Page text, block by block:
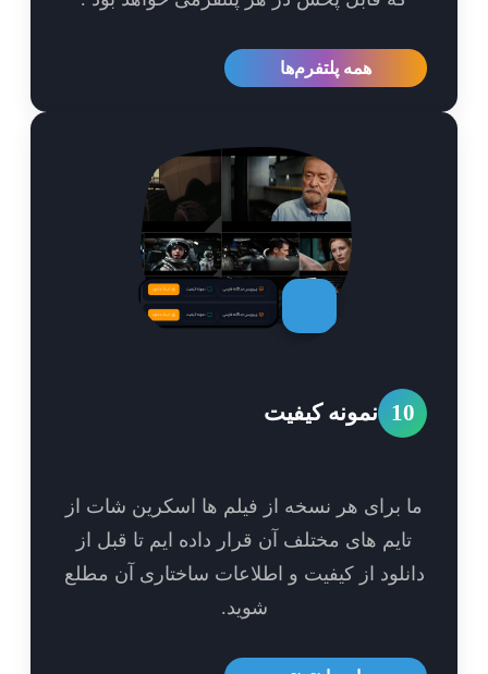
همه پلتفرم‌ها
نمونه کیفیت
برای هر نسخه از فیلم ها اسکرین شات از
های مختلف آن قرار داده ایم تا قبل از
از کیفیت و اطلاعات ساختاری آن مطلع